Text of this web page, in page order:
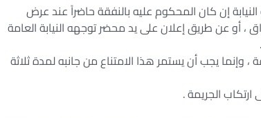
إن كان المحكوم عليه بالنفقة حاضراً عند عرض
، أو عن طريق إعلان على يد محضر توجهه النيابة العامة
وإنما يجب أن يستمر هذا الامتناع من جانبه لمدة ثلاثة
ارتكاب الجريمة .